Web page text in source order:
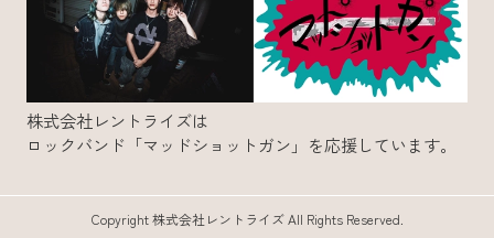
株式会社レントライズは
ロックバンド「マッドショットガン」を応援しています。
Copyright 株式会社レントライズ All Rights Reserved.